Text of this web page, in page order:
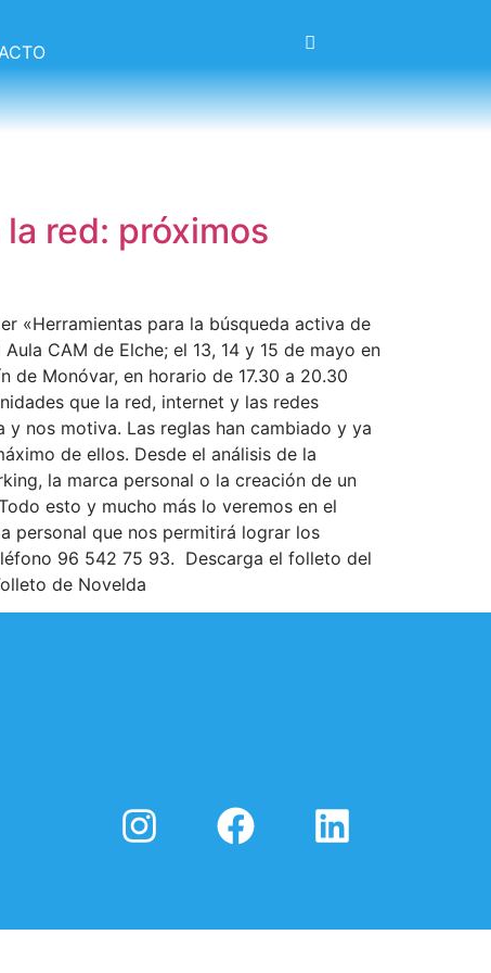
red: próximos
«Herramientas para la búsqueda activa de
CAM de Elche; el 13, 14 y 15 de mayo en
de Monóvar, en horario de 17.30 a 20.30
que la red, internet y las redes
nos motiva. Las reglas han cambiado y ya
de ellos. Desde el análisis de la
la marca personal o la creación de un
esto y mucho más lo veremos en el
personal que nos permitirá lograr los
96 542 75 93. Descarga el folleto del
de Novelda